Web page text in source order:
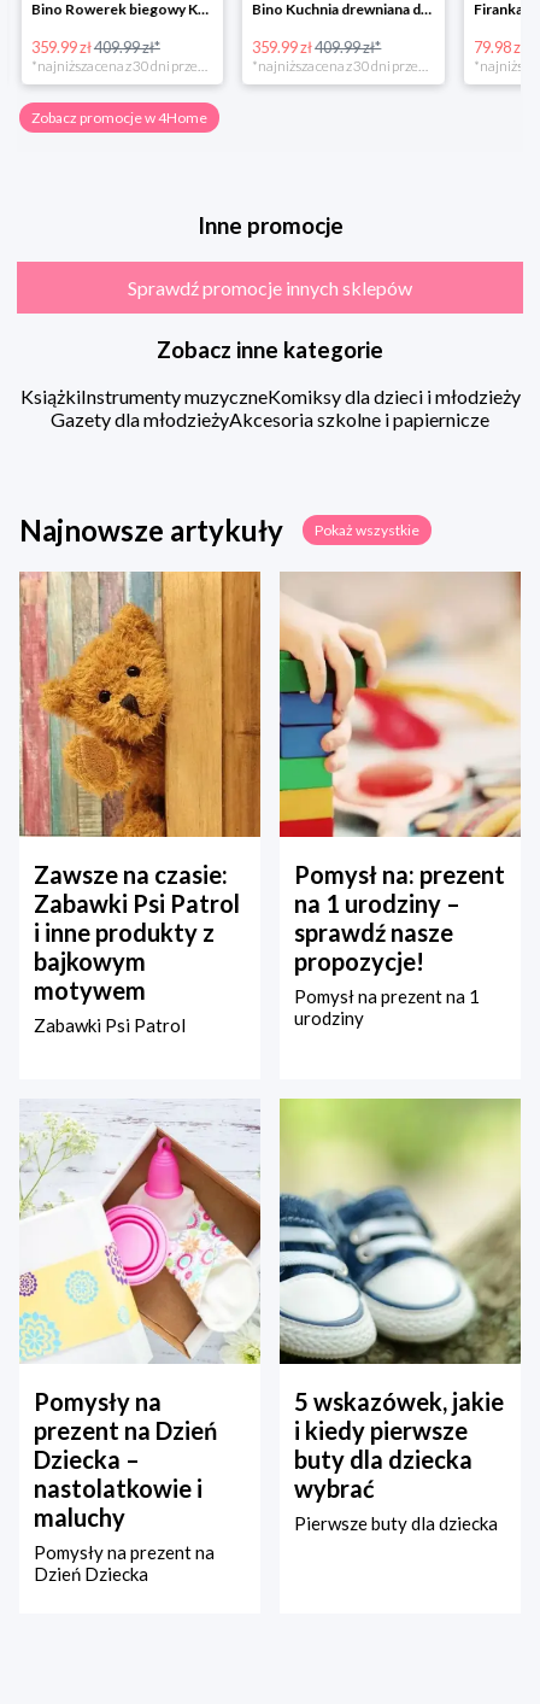
Bino Rowerek biegowy Krecik
359.99 zł409.99 zł*
*najniższa cena z 30 dni przed obniżką
Bino Kuchnia drewniana dla dzieci Provence
359.99 zł 409.99 zł*
*najniższa cena z 30 dni przed obniżką
79.98 zł
Zobacz promocje w 4Home
Inne promocje
Sprawdź promocje innych sklepów
Zobacz inne kategorie
KsiążkiInstrumenty muzyczneKomiksy dla dzieci i młodzieży
Gazety dla młodzieżyAkcesoria szkolne i papiernicze
Najnowsze artykuły Pokaż wszystkie
Zawsze na czasie:
Zabawki Psi Patrol
i inne produkty z
bajkowym
motywem
Zabawki Psi Patrol
Pomysł na: prezent
na 1 urodziny –
sprawdź nasze
propozycje!
Pomysł na prezent na 1
urodziny
Pomysły na
prezent na Dzień
Dziecka –
nastolatkowie i
maluchy
Pomysły na prezent na
Dzień Dziecka
5 wskazówek, jakie
i kiedy pierwsze
buty dla dziecka
wybrać
Pierwsze buty dla dziecka